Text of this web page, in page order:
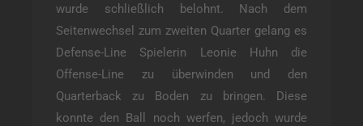
wurde schließlich belohnt. Nach dem
Seitenwechsel zum zweiten Quarter gelang es
Defense-Line Spielerin Leonie Huhn die
Offense-Line zu überwinden und den
Quarterback zu Boden zu bringen. Diese
konnte den Ball noch werfen, jedoch wurde